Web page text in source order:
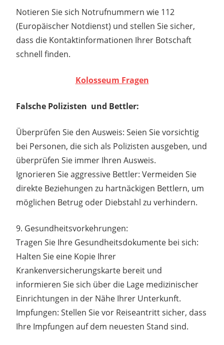
Notieren Sie sich Notrufnummern wie 112
(Europäischer Notdienst) und stellen Sie sicher,
dass die Kontaktinformationen Ihrer Botschaft
schnell finden.
Kolosseum Fragen
Falsche Polizisten und Bettler:
Überprüfen Sie den Ausweis: Seien Sie vorsichtig
bei Personen, die sich als Polizisten ausgeben, und
überprüfen Sie immer Ihren Ausweis.
Ignorieren Sie aggressive Bettler: Vermeiden Sie
direkte Beziehungen zu hartnäckigen Bettlern, um
möglichen Betrug oder Diebstahl zu verhindern.
9. Gesundheitsvorkehrungen:
Tragen Sie Ihre Gesundheitsdokumente bei sich:
Halten Sie eine Kopie Ihrer
Krankenversicherungskarte bereit und
informieren Sie sich über die Lage medizinischer
Einrichtungen in der Nähe Ihrer Unterkunft.
Impfungen: Stellen Sie vor Reiseantritt sicher, dass
Ihre Impfungen auf dem neuesten Stand sind.